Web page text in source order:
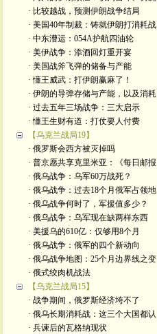
· 比较越战，预测伊朗战争结局
· 美国40年制裁：铸就伊朗打消耗战
· 中东漕运：054A护航四油轮
· 美伊战争：添酒回灯重开宴
· 美国战斧飞弹的储备与产能
· 懂王威武：打伊朗赢麻了！
· 伊朗的导弹存储与产能，以及消耗
· 过去五年三场战争：三大启示
· 懂王生财有道：打仗要人付费
【乌克兰战局19】
· 俄罗斯会西方被灭掉吗
· 普京愿共享克里米亚：《每日邮报
· 俄乌战争：乌军60万战死？
· 俄乌战争：过去18个月俄军占领地
· 俄乌战争何时了，军援值多少？
· 俄乌战争：乌军现在缺两样东西
· 美援乌的610亿：仅够用8个月
· 俄乌战争：俄军的四个新动向
· 俄乌战争地图：25个月边界线之变
· 俄式绞肉机战法
【乌克兰战局15】
· 战争期间，俄罗斯经济垮不了
· 俄乌长期消耗战：这三个大国都认
· 兵谏后的瓦格纳现状